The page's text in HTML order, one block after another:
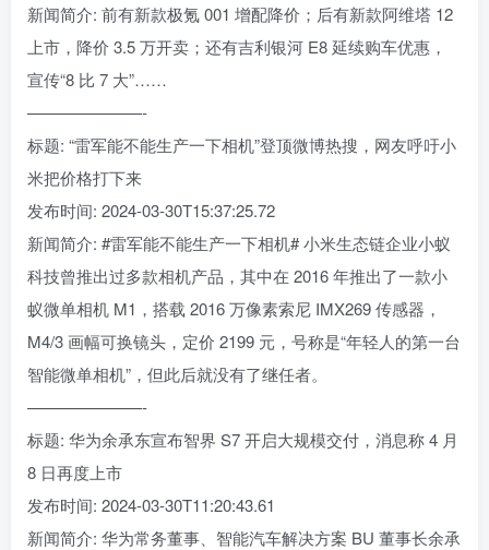
新闻简介: 前有新款极氪 001 增配降价；后有新款阿维塔 12
上市，降价 3.5 万开卖；还有吉利银河 E8 延续购车优惠，
宣传“8 比 7 大”……
———————-
标题: “雷军能不能生产一下相机”登顶微博热搜，网友呼吁小
米把价格打下来
发布时间: 2024-03-30T15:37:25.72
新闻简介: #雷军能不能生产一下相机# 小米生态链企业小蚁
科技曾推出过多款相机产品，其中在 2016 年推出了一款小
蚁微单相机 M1，搭载 2016 万像素索尼 IMX269 传感器，
M4/3 画幅可换镜头，定价 2199 元，号称是“年轻人的第一台
智能微单相机”，但此后就没有了继任者。
———————-
标题: 华为余承东宣布智界 S7 开启大规模交付，消息称 4 月
8 日再度上市
发布时间: 2024-03-30T11:20:43.61
新闻简介: 华为常务董事、智能汽车解决方案 BU 董事长余承